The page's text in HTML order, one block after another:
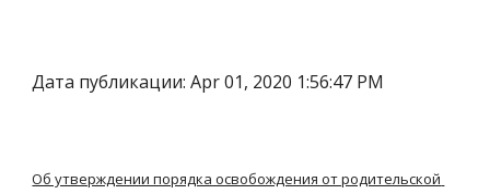
Дата публикации: Apr 01, 2020 1:56:47 PM
Об утверждении порядка освобождения от родительской